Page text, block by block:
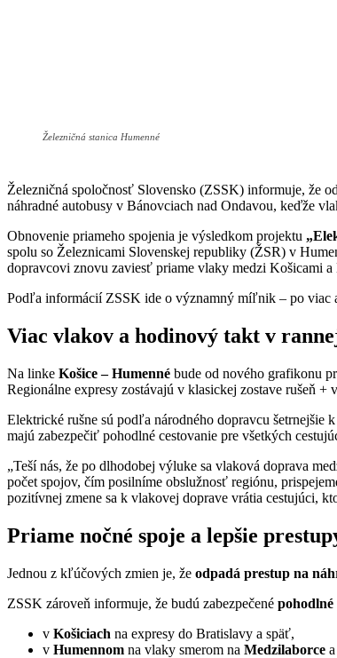
Železničná stanica Humenné
Železničná spoločnosť Slovensko (ZSSK) informuje, že
náhradné autobusy v Bánovciach nad Ondavou, keďže
Obnovenie priameho spojenia je výsledkom projektu
spolu so Železnicami Slovenskej republiky (ŽSR) v
dopravcovi znovu zaviesť priame vlaky medzi Košicami a
Podľa informácií ZSSK ide o významný míľnik – po viac
Viac vlakov a hodinový takt v
Na linke Košice – Humenné bude od nového grafikonu
Regionálne expresy zostávajú v klasickej zostave rušeň
Elektrické rušne sú podľa národného dopravcu šetrnejšie
majú zabezpečiť pohodlné cestovanie pre všetkých
„Teší nás, že po dlhodobej výluke sa vlaková doprava
počet spojov, čím posilníme obslužnosť regiónu,
pozitívnej zmene sa k vlakovej doprave vrátia cestujúci,
Priame nočné spoje a lepšie
Jednou z kľúčových zmien je, že odpadá prestup na
ZSSK zároveň informuje, že budú zabezpečené
v Košiciach na expresy do Bratislavy a späť,
v Humennom na vlaky smerom na Medzilaborce a